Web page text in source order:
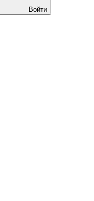
Войти